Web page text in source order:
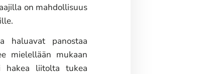
on mahdollisuus
haluavat panostaa
mielellään mukaan
hakea liitolta tukea